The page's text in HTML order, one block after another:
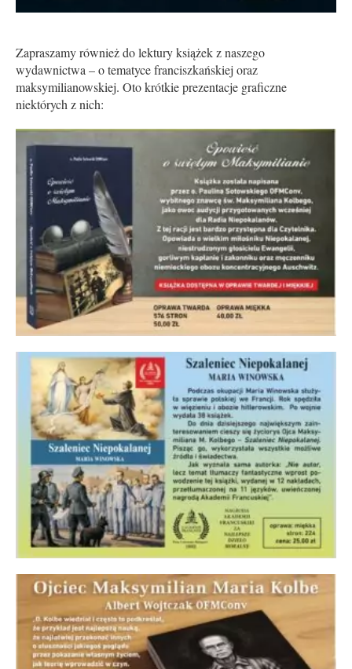
Zapraszamy również do lektury książek z naszego
wydawnictwa – o tematyce franciszkańskiej oraz
maksymilianowskiej. Oto krótkie prezentacje graficzne
niektórych z nich: